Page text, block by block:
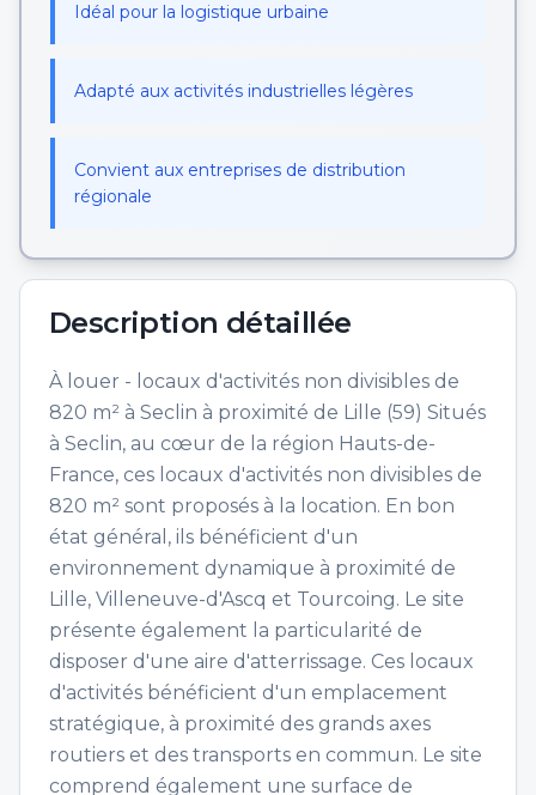
Idéal pour la logistique urbaine
Adapté aux activités industrielles légères
Convient aux entreprises de distribution
régionale
Description détaillée
À louer - locaux d'activités non divisibles de
820 m² à Seclin à proximité de Lille (59) Situés
à Seclin, au cœur de la région Hauts-de-
France, ces locaux d'activités non divisibles de
820 m² sont proposés à la location. En bon
état général, ils bénéficient d'un
environnement dynamique à proximité de
Lille, Villeneuve-d'Ascq et Tourcoing. Le site
présente également la particularité de
disposer d'une aire d'atterrissage. Ces locaux
d'activités bénéficient d'un emplacement
stratégique, à proximité des grands axes
routiers et des transports en commun. Le site
comprend également une surface de